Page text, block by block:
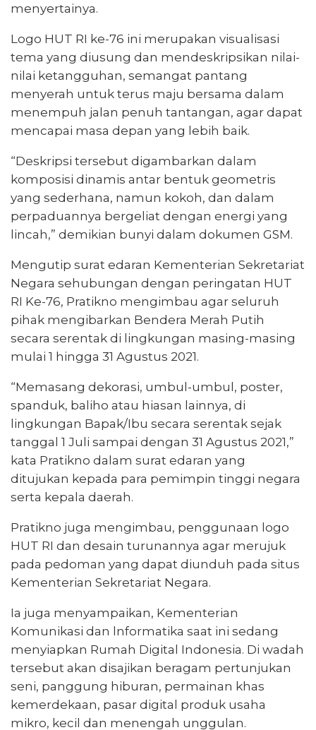
menyertainya.
Logo HUT RI ke-76 ini merupakan visualisasi
tema yang diusung dan mendeskripsikan nilai-
nilai ketangguhan, semangat pantang
menyerah untuk terus maju bersama dalam
menempuh jalan penuh tantangan, agar dapat
mencapai masa depan yang lebih baik.
“Deskripsi tersebut digambarkan dalam
komposisi dinamis antar bentuk geometris
yang sederhana, namun kokoh, dan dalam
perpaduannya bergeliat dengan energi yang
lincah,” demikian bunyi dalam dokumen GSM.
Mengutip surat edaran Kementerian Sekretariat
Negara sehubungan dengan peringatan HUT
RI Ke-76, Pratikno mengimbau agar seluruh
pihak mengibarkan Bendera Merah Putih
secara serentak di lingkungan masing-masing
mulai 1 hingga 31 Agustus 2021.
“Memasang dekorasi, umbul-umbul, poster,
spanduk, baliho atau hiasan lainnya, di
lingkungan Bapak/Ibu secara serentak sejak
tanggal 1 Juli sampai dengan 31 Agustus 2021,”
kata Pratikno dalam surat edaran yang
ditujukan kepada para pemimpin tinggi negara
serta kepala daerah.
Pratikno juga mengimbau, penggunaan logo
HUT RI dan desain turunannya agar merujuk
pada pedoman yang dapat diunduh pada situs
Kementerian Sekretariat Negara.
Ia juga menyampaikan, Kementerian
Komunikasi dan lnformatika saat ini sedang
menyiapkan Rumah Digital Indonesia. Di wadah
tersebut akan disajikan beragam pertunjukan
seni, panggung hiburan, permainan khas
kemerdekaan, pasar digital produk usaha
mikro, kecil dan menengah unggulan.